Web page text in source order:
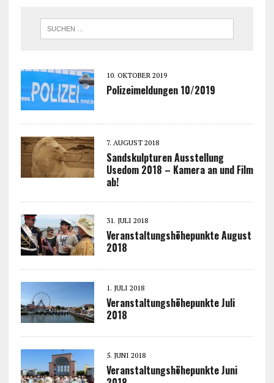
10. OKTOBER 2019
Polizeimeldungen 10/2019
7. AUGUST 2018
Sandskulpturen Ausstellung
Usedom 2018 – Kamera an und Film
ab!
31. JULI 2018
Veranstaltungshöhepunkte August
2018
1. JULI 2018
Veranstaltungshöhepunkte Juli
2018
5. JUNI 2018
Veranstaltungshöhepunkte Juni